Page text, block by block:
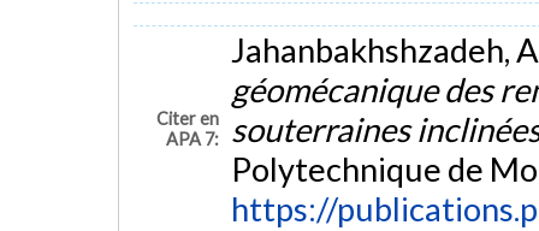
Citer en
APA 7:
Jahanbakhshzadeh,
géomécanique des
souterraines
Polytechnique de
https://